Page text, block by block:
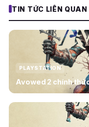
TIN TỨC LIÊN QUAN
PLAYSTATION
Avowed 2 chính